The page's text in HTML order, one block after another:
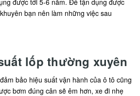
bạn nên làm những việc sau
lốp thường xuyên
bảo hiệu suất vận hành của ô tô cũng
bơm đúng cân sẽ êm hơn, xe đi nhẹ